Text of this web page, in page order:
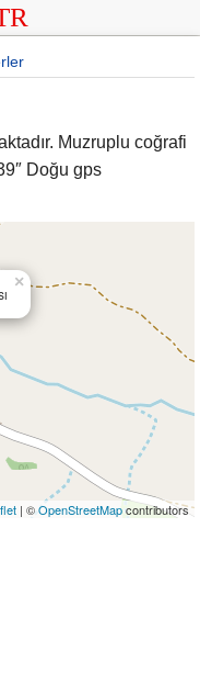
Muzruplu coğrafi
Doğu gps
×
| ©OpenStreetMapcontributors